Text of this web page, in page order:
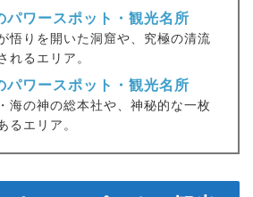
パワースポット・観光名所
悟りを開いた洞窟や、究極の清流
れるエリア。
パワースポット・観光名所
海の神の総本社や、神秘的な一枚
るエリア。